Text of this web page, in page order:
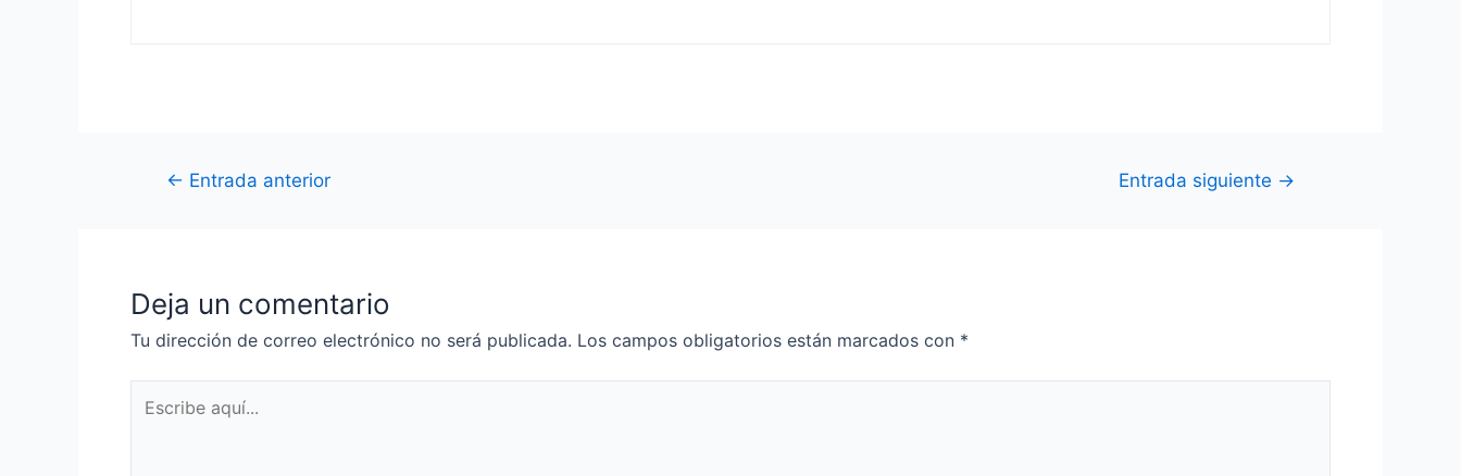
Navegación
← Entrada anterior Entrada siguiente →
Deja un comentario
Tu dirección de correo electrónico no será publicada. Los campos obligatorios están marcados con *
aquí...